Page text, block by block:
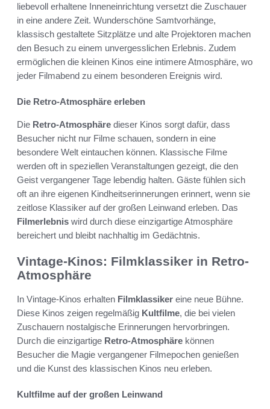
liebevoll erhaltene Inneneinrichtung versetzt die Zuschauer
in eine andere Zeit. Wunderschöne Samtvorhänge,
klassisch gestaltete Sitzplätze und alte Projektoren machen
den Besuch zu einem unvergesslichen Erlebnis. Zudem
ermöglichen die kleinen Kinos eine intimere Atmosphäre, wo
jeder Filmabend zu einem besonderen Ereignis wird.
Die Retro-Atmosphäre erleben
Die Retro-Atmosphäre dieser Kinos sorgt dafür, dass
Besucher nicht nur Filme schauen, sondern in eine
besondere Welt eintauchen können. Klassische Filme
werden oft in speziellen Veranstaltungen gezeigt, die den
Geist vergangener Tage lebendig halten. Gäste fühlen sich
oft an ihre eigenen Kindheitserinnerungen erinnert, wenn sie
zeitlose Klassiker auf der großen Leinwand erleben. Das
Filmerlebnis wird durch diese einzigartige Atmosphäre
bereichert und bleibt nachhaltig im Gedächtnis.
Vintage-Kinos: Filmklassiker in Retro-
Atmosphäre
In Vintage-Kinos erhalten Filmklassiker eine neue Bühne.
Diese Kinos zeigen regelmäßig Kultfilme, die bei vielen
Zuschauern nostalgische Erinnerungen hervorbringen.
Durch die einzigartige Retro-Atmosphäre können
Besucher die Magie vergangener Filmepochen genießen
und die Kunst des klassischen Kinos neu erleben.
Kultfilme auf der großen Leinwand